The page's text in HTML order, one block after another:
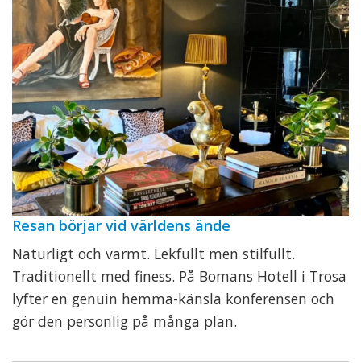
Resan börjar vid världens ände
Naturligt och varmt. Lekfullt men stilfullt.
Traditionellt med finess. På Bomans Hotell i Trosa
lyfter en genuin hemma-känsla konferensen och
gör den personlig på många plan.